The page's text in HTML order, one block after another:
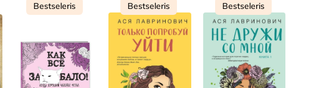
Bestseleris Bestseleris Bestseleris